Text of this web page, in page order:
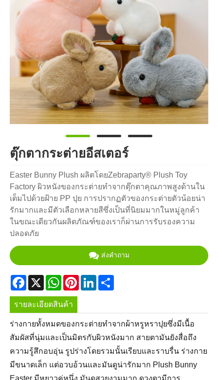
ตุ๊กตากระต่ายอีสเตอร์
Easter Bunny Plush ผลิตโดยZebraparty® Plush Toy
Factory ผิวหนังของกระต่ายทำจากตุ๊กตาคุณภาพสูงด้านใน
เต็มไปด้วยฝ้าย PP ปุย การปรากฏตัวของกระต่ายตัวน้อยน่า
รักมากและมีตัวเลือกหลายสีซึ่งเป็นที่นิยมมากในหมู่ลูกค้า
ในขณะเดียวกันผลิตภัณฑ์ของเราก็ผ่านการรับรองความ
ปลอดภัย
ส่งคำถาม
Facebook
X WhatsApp
PinterestLinkedIn
รายละเอียดสินค้า
ร่างกายทั้งหมดของกระต่ายทำจากผ้าหรูหราปุยซึ่งมีเนื้อ
สัมผัสที่นุ่มและเป็นมิตรกับผิวหนังมาก สายตามันยังสื่อถึง
ความรู้สึกอบอุ่น รูปร่างโดยรวมนั้นเรียบและราบรื่น ร่างกาย
มีขนาดเล็ก แต่อวบอ้วนและมันดูน่ารักมาก Plush Bunny
Easter มีหูยาวคู่หนึ่ง มันดูสวยงามมาก ดวงตามีการ